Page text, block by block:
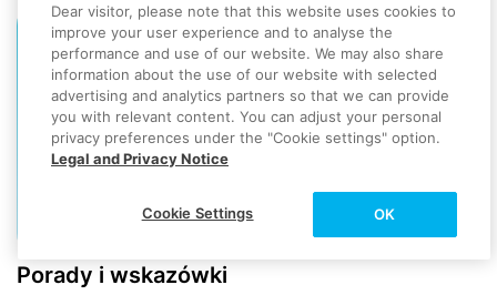
Porady i wskazówki
Dear visitor, please note that this website uses cookies to
improve your user experience and to analyse the
performance and use of our website. We may also share
information about the use of our website with selected
advertising and analytics partners so that we can provide
you with relevant content. You can adjust your personal
privacy preferences under the "Cookie settings" option.
Legal and Privacy Notice
OK
Cookie Settings